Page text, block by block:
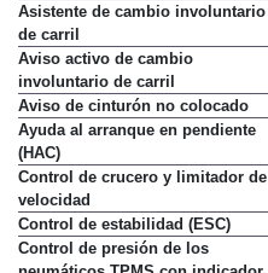
Asistente de cambio involuntario
de carril
Aviso activo de cambio
involuntario de carril
Aviso de cinturón no colocado
Ayuda al arranque en pendiente
(HAC)
Control de crucero y limitador de
velocidad
Control de estabilidad (ESC)
Control de presión de los